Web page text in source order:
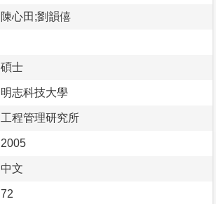
陳心田;劉韻僖
碩士
明志科技大學
工程管理研究所
2005
中文
72